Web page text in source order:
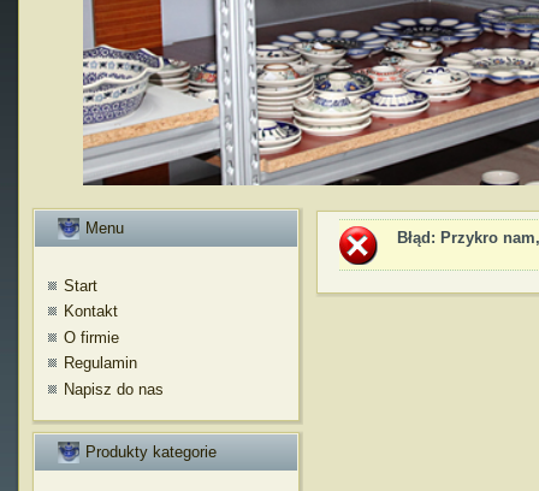
Menu
Start
Kontakt
O firmie
Regulamin
Napisz do nas
Produkty kategorie
Błąd : Przykro